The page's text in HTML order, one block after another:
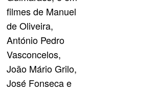
filmes de Manuel
de Oliveira,
António Pedro
Vasconcelos,
João Mário Grilo,
José Fonseca e